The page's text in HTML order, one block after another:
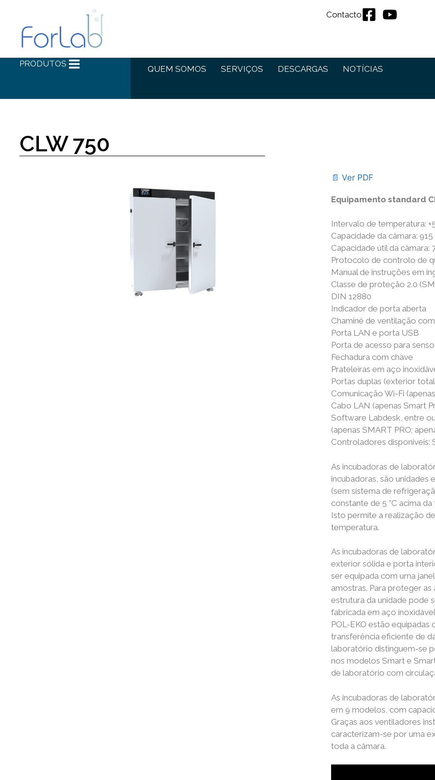
Contacto
PRODUTOS
QUEM SOMOS SERVIÇOS DESCARGAS NOTÍCIAS
CLW 750
📄 Ver PDF
Equipamento standard
Intervalo de temperatura:
Capacidade da câmara:
Capacidade útil da câmara:
Protocolo de controlo de
Manual de instruções em
Classe de proteção 2.0
DIN 12880
Indicador de porta aberta
Chaminé de ventilação
Porta LAN e porta USB
Porta de acesso para
Fechadura com chave
Prateleiras em aço
Portas duplas (exterior
Comunicação Wi-Fi
Cabo LAN (apenas Smart
Software Labdesk, entre
(apenas SMART PRO;
Controladores disponíveis:
As incubadoras de
incubadoras, são unidades
(sem sistema de
constante de 5 °C acima
Isto permite a realização
temperatura.
As incubadoras de
exterior sólida e porta
ser equipada com uma
amostras. Para proteger
estrutura da unidade pode
fabricada em aço
POL-EKO estão
transferência eficiente de
laboratório distinguem-se
nos modelos Smart e
de laboratório com
As incubadoras de
em 9 modelos, com
Graças aos ventiladores
caracterizam-se por uma
toda a câmara.